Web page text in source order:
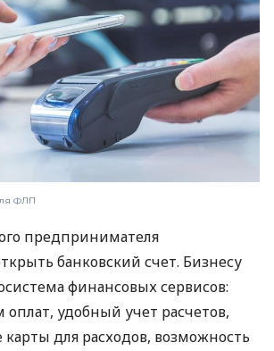
ФЛП
предпринимателя
банковский счет. Бизнесу
финансовых сервисов:
удобный учет расчетов,
для расходов, возможность